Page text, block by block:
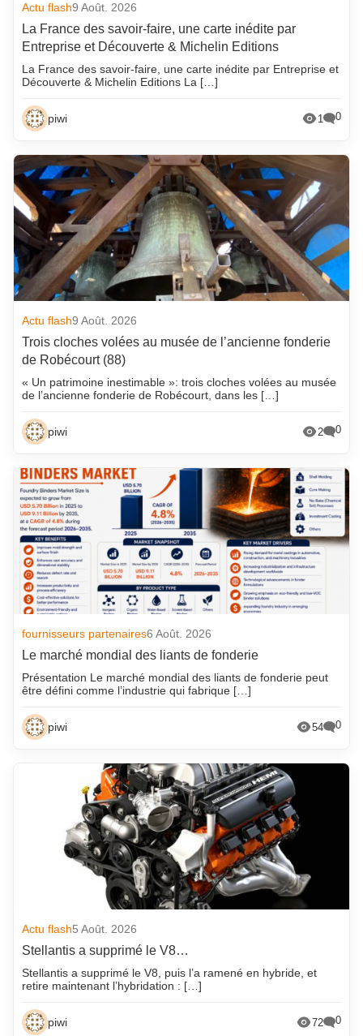
Actu flash9 Août. 2026
La France des savoir-faire, une carte inédite par
Entreprise et Découverte & Michelin Editions
La France des savoir-faire, une carte inédite par Entreprise et
Découverte & Michelin Editions La […]
piwi 1 0
Actu flash9 Août. 2026
Trois cloches volées au musée de l’ancienne fonderie
de Robécourt (88)
« Un patrimoine inestimable »: trois cloches volées au musée
de l’ancienne fonderie de Robécourt, dans les […]
piwi 2 0
fournisseurs partenaires6 Août. 2026
Le marché mondial des liants de fonderie
Présentation Le marché mondial des liants de fonderie peut
être défini comme l’industrie qui fabrique […]
piwi 54 0
Actu flash5 Août. 2026
Stellantis a supprimé le V8…
Stellantis a supprimé le V8, puis l’a ramené en hybride, et
retire maintenant l’hybridation : […]
piwi 72 0